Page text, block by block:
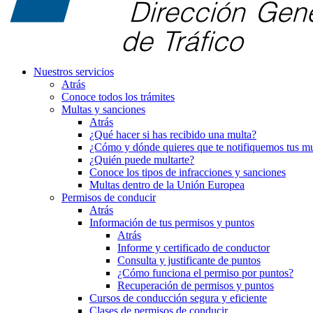
Nuestros servicios
Atrás
Conoce todos los trámites
Multas y sanciones
Atrás
¿Qué hacer si has recibido una multa?
¿Cómo y dónde quieres que te notifiquemos tus
¿Quién puede multarte?
Conoce los tipos de infracciones y sanciones
Multas dentro de la Unión Europea
Permisos de conducir
Atrás
Información de tus permisos y puntos
Atrás
Informe y certificado de conductor
Consulta y justificante de puntos
¿Cómo funciona el permiso por puntos?
Recuperación de permisos y puntos
Cursos de conducción segura y eficiente